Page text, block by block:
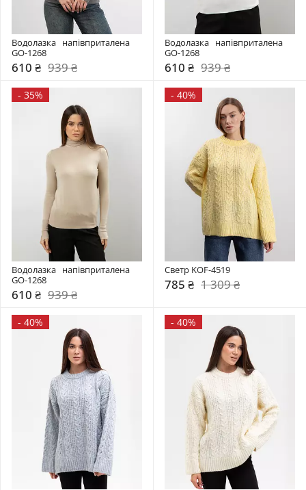
Водолазка   напівприталена
GO-1268
610 ₴ 939 ₴
Водолазка   напівприталена
GO-1268
610 ₴ 939 ₴
- 35%
Водолазка   напівприталена
GO-1268
610 ₴ 939 ₴
- 40%
Светр KOF-4519
785 ₴ 1 309 ₴
- 40% - 40%